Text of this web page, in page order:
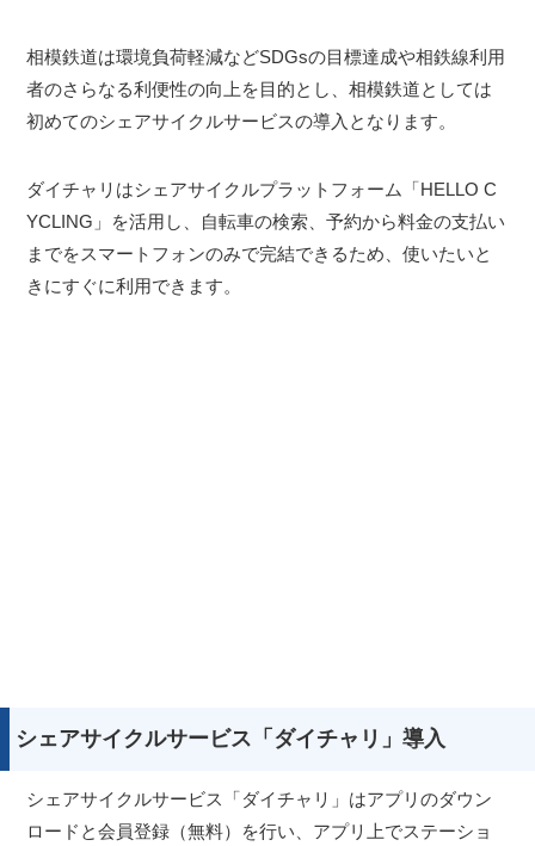
相模鉄道は環境負荷軽減などSDGsの目標達成や相鉄線利用
者のさらなる利便性の向上を目的とし、相模鉄道としては
初めてのシェアサイクルサービスの導入となります。
ダイチャリはシェアサイクルプラットフォーム「HELLO C
YCLING」を活用し、自転車の検索、予約から料金の支払い
までをスマートフォンのみで完結できるため、使いたいと
きにすぐに利用できます。
シェアサイクルサービス「ダイチャリ」導入
シェアサイクルサービス「ダイチャリ」はアプリのダウン
ロードと会員登録（無料）を行い、アプリ上でステーショ